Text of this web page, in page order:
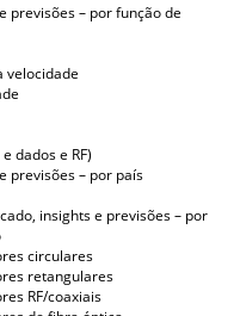
previsões – por função de
velocidade
dados e RF)
previsões – por país
insights e previsões – por
circulares
retangulares
RF/coaxiais